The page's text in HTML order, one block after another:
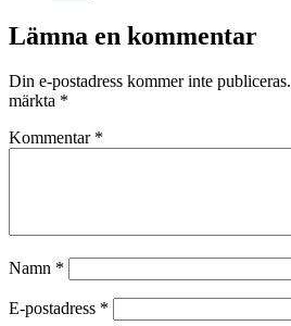
Lämna en kommentar
Din e-postadress kommer inte publiceras.
märkta *
Kommentar *
Namn *
E-postadress *